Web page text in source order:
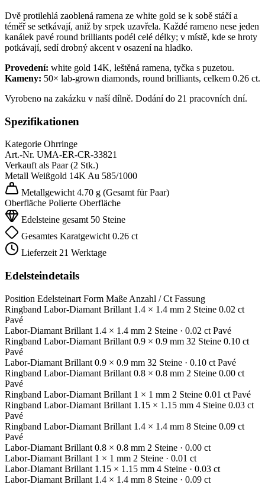
Dvě protilehlá zaoblená ramena ze white gold se k sobě stáčí a
téměř se setkávají, aniž by srpek uzavřela. Každé rameno nese jeden
kanálek pavé round brilliants podél celé délky; v místě, kde se hroty
potkávají, sedí drobný akcent v osazení na hladko.
Provedení: white gold 14K, leštěná ramena, tyčka s puzetou.
Kameny: 50× lab-grown diamonds, round brilliants, celkem 0.26 ct.
Vyrobeno na zakázku v naší dílně. Dodání do 21 pracovních dní.
Spezifikationen
Kategorie Ohrringe
Art.-Nr. UMA-ER-CR-33821
Verkauft als Paar (2 Stk.)
Metall Weißgold 14KAu 585/1000
Metallgewicht 4.70 g (Gesamt für Paar)
Oberfläche Polierte Oberfläche
Edelsteine gesamt 50 Steine
Gesamtes Karatgewicht 0.26 ct
Lieferzeit 21 Werktage
Edelsteindetails
Position Edelsteinart Form Maße Anzahl / Ct Fassung
Ringband Labor-Diamant Brillant 1.4 × 1.4 mm 2 Steine 0.02 ct
Pavé
Labor-Diamant Brillant 1.4 × 1.4 mm 2 Steine · 0.02 ct Pavé
Ringband Labor-Diamant Brillant 0.9 × 0.9 mm 32 Steine 0.10 ct
Pavé
Labor-Diamant Brillant 0.9 × 0.9 mm 32 Steine · 0.10 ct Pavé
Ringband Labor-Diamant Brillant 0.8 × 0.8 mm 2 Steine 0.00 ct
Pavé
Ringband Labor-Diamant Brillant 1 × 1 mm 2 Steine 0.01 ct Pavé
Ringband Labor-Diamant Brillant 1.15 × 1.15 mm 4 Steine 0.03 ct
Pavé
Ringband Labor-Diamant Brillant 1.4 × 1.4 mm 8 Steine 0.09 ct
Pavé
Labor-Diamant Brillant 0.8 × 0.8 mm 2 Steine · 0.00 ct
Labor-Diamant Brillant 1 × 1 mm 2 Steine · 0.01 ct
Labor-Diamant Brillant 1.15 × 1.15 mm 4 Steine · 0.03 ct
Labor-Diamant Brillant 1.4 × 1.4 mm 8 Steine · 0.09 ct